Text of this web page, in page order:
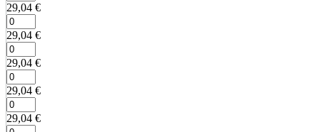
29,04 €
29,04 €
29,04 €
29,04 €
29,04 €